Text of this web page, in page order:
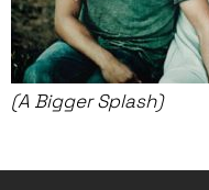
(A Bigger Splash)